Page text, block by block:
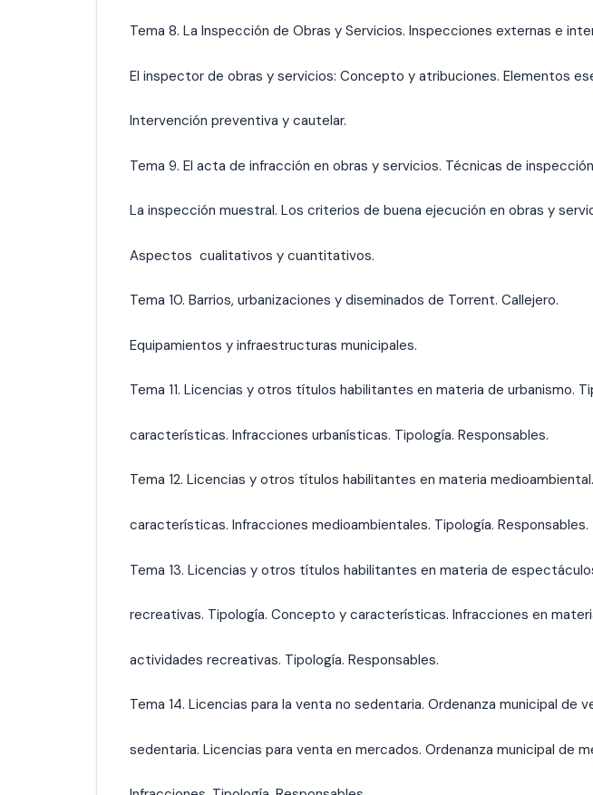
Tema 8. La Inspección de Obras y Servicios. Inspecciones externas e
El inspector de obras y servicios: Concepto y atribuciones. Elementos
Intervención preventiva y cautelar.
Tema 9. El acta de infracción en obras y servicios. Técnicas de
La inspección muestral. Los criterios de buena ejecución en obras y
Aspectos cualitativos y cuantitativos.
Tema 10. Barrios, urbanizaciones y diseminados de Torrent. Callejero.
Equipamientos y infraestructuras municipales.
Tema 11. Licencias y otros títulos habilitantes en materia de urbanismo.
características. Infracciones urbanísticas. Tipología. Responsables.
Tema 12. Licencias y otros títulos habilitantes en materia
características. Infracciones medioambientales. Tipología. Responsables.
Tema 13. Licencias y otros títulos habilitantes en materia de
recreativas. Tipología. Concepto y características. Infracciones en
actividades recreativas. Tipología. Responsables.
Tema 14. Licencias para la venta no sedentaria. Ordenanza municipal de
sedentaria. Licencias para venta en mercados. Ordenanza municipal de